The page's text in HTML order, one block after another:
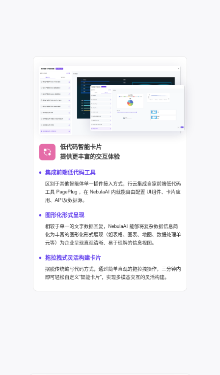
低代码智能卡片
提供更丰富的交互体验
集成前端低代码工具
区别于其他智能体单一插件接入方式，行云集成自家前端低代码
工具 PagePlug ，在 NebulaAI 内就能自由配置 UI组件、卡片应
用、API及数据源。
图形化形式呈现
相较于单一的文字数据回复，NebulaAI 能够将复杂数据信息简
化为丰富的图形化形式展现（如表格、图表、地图、数据处理单
元等）为企业呈现直观清晰、易于理解的信息视图。
拖拉拽式灵活构建卡片
摆脱传统编写代码方式，通过简单直观的拖拉拽操作，三分钟内
即可轻松自定义“智能卡片”，实现多模态交互的灵活构建。